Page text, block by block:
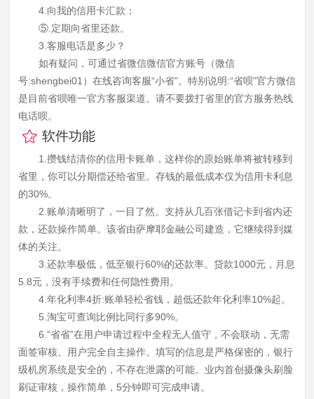
4.向我的信用卡汇款；
⑤.定期向省里还款。
3.客服电话是多少？
如有疑问，可通过省微信微信官方账号（微信
号:shengbei01）在线咨询客服“小省”。特别说明:“省呗”官方微信
是目前省呗唯一官方客服渠道。请不要拨打省里的官方服务热线
电话呗。
软件功能
1.攒钱结清你的信用卡账单，这样你的原始账单将被转移到
省里，你可以分期偿还给省里。存钱的最低成本仅为信用卡利息
的30%。
2.账单清晰明了，一目了然。支持从几百张借记卡到省内还
款，还款操作简单。该省由萨摩耶金融公司建造，它继续得到媒
体的关注。
3.还款率极低，低至银行60%的还款率。贷款1000元，月息
5.8元，没有手续费和任何隐性费用。
4.年化利率4折:账单轻松省钱，超低还款年化利率10%起。
5.淘宝可查询比例比同行多90%。
6.“省省”在用户申请过程中全程无人值守，不会联动，无需
面签审核。用户完全自主操作。填写的信息是严格保密的，银行
级机房系统是安全的，不存在泄露的可能。业内首创摄像头刷脸
刷证审核，操作简单，5分钟即可完成申请。